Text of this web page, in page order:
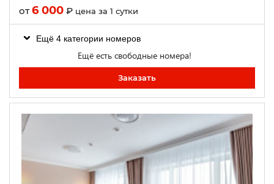
от6 000 ₽ цена за 1 сутки
Ещё 4 категории номеров
Ещё есть свободные номера!
Заказать